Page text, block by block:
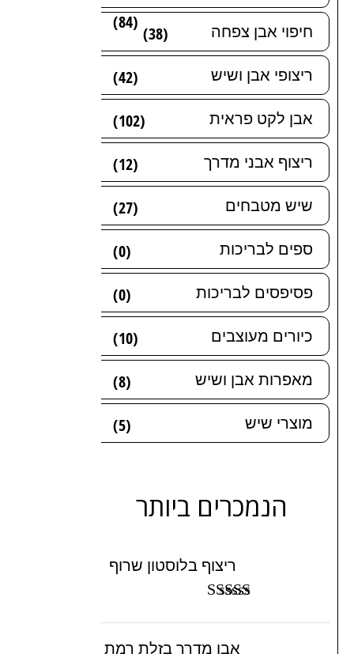
(84)
חיפוי אבן צפחה
(38)
ריצופי אבן ושיש
(42)
אבן לקט פראית
(102)
ריצוף אבני מדרך
(12)
שיש מטבחים
(27)
ספים לבריכות
(0)
פסיפסים לבריכות
(0)
כיורים מעוצבים
(10)
מאפרות אבן ושיש
(8)
מוצרי שיש
(5)
הנמכרים ביותר
ריצוף בלוסטון שרוף
מתוך 5
אבן מדרך בזלת רמת